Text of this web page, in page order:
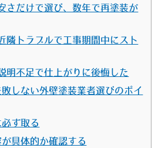
だけで選び、数年で再塗装が
トラブルで工事期間中にスト
不足で仕上がりに後悔した
しない外壁塗装業者選びのポイ
ず取る
具体的か確認する